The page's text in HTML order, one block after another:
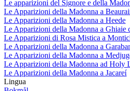
Le apparizioni del Signore e della
Le Apparizioni della Madonna a
Le Apparizioni della Madonna a Heede
Le Apparizioni della Madonna a Ghiaie
Le Apparizioni di Rosa Mistica a
Le Apparizioni della Madonna a
Le Apparizioni della Madonna a
Le Apparizioni della Madonna ad Holy
Le Apparizioni della Madonna a Jacareí
Lingua